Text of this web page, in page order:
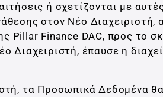
ή σχετίζονται με
στον Νέο Διαχειριστή,
Pillar Finance DAC, προς το
Διαχειριστή, έπαυσε η
τα Προσωπικά Δεδομένα